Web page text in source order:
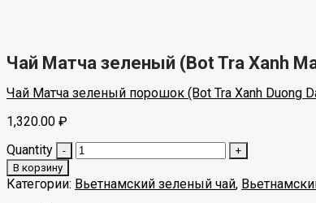
Чай Матча зеленый (Bot Tra Xanh
Чай Матча зеленый порошок (Bot Tra Xanh Duong
1,320.00 ₽
Quantity
В корзину
Категории: Вьетнамский зеленый чай,